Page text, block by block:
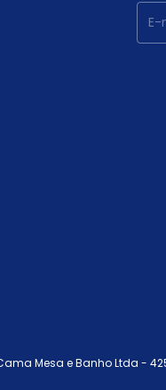
Mesa e Banho Ltda -